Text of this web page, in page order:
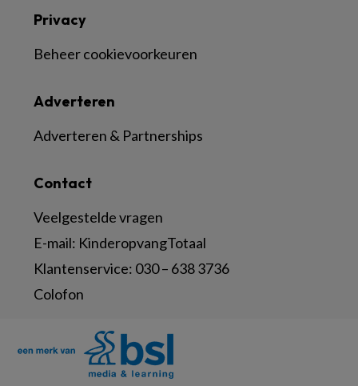
Contact
Veelgestelde vragen
E-mail: KinderopvangTotaal
Klantenservice: 030 – 638 3736
Colofon
Adverteren
Adverteren & Partnerships
Privacy
Beheer cookievoorkeuren